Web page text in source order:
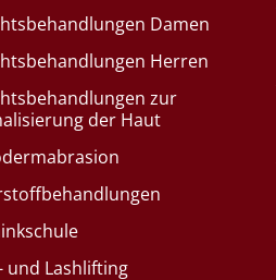
Damen
Herren
zur
der Haut
und Lashlifting